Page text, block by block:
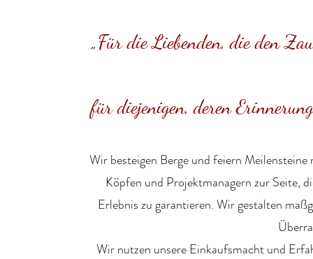
„Für die Liebenden, die den
für diejenigen, deren
Wirbesteigen Bergeund feiern Meilensteine
Köpfen und Projektmanagernzur Seite,
Erlebniszu garantieren. Wir gestalten
Wir nutzen unsereEinkaufsmachtund